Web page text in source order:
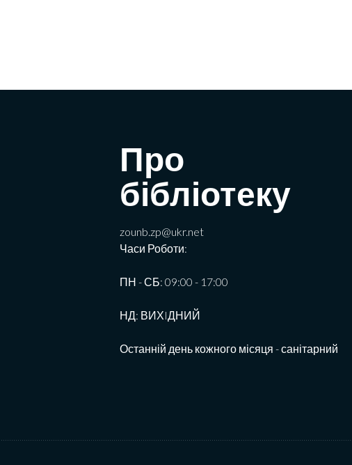
Про
бібліотеку
zounb.zp@ukr.net
Часи Роботи:
ПН - СБ: 09:00 - 17:00
НД: ВИХIДНИЙ
Останній день кожного місяця - санітарний